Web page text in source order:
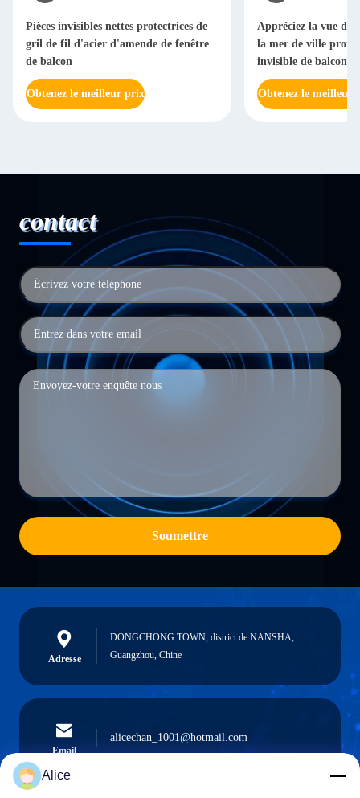
Pièces invisibles nettes protectrices de
gril de fil d'acier d'amende de fenêtre
de balcon
Obtenez le meilleur prix
Appréciez la vue de
la mer de ville
invisible de balcon
Obtenez le meilleur
contact
Soumettre
Adresse
DONGCHONG TOWN, district de NANSHA,
Guangzhou, Chine
Email
alicechan_1001@hotmail.com
Alice